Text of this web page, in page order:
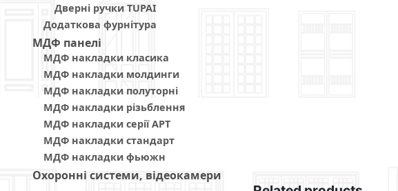
Дверні ручки TUPAI
Додаткова фурнітура
МДФ панелi
МДФ накладки класика
МДФ накладки молдинги
МДФ накладки полуторні
МДФ накладки різьблення
МДФ накладки серії АРТ
МДФ накладки стандарт
МДФ накладки фьюжн
Охоронні системи, відеокамери